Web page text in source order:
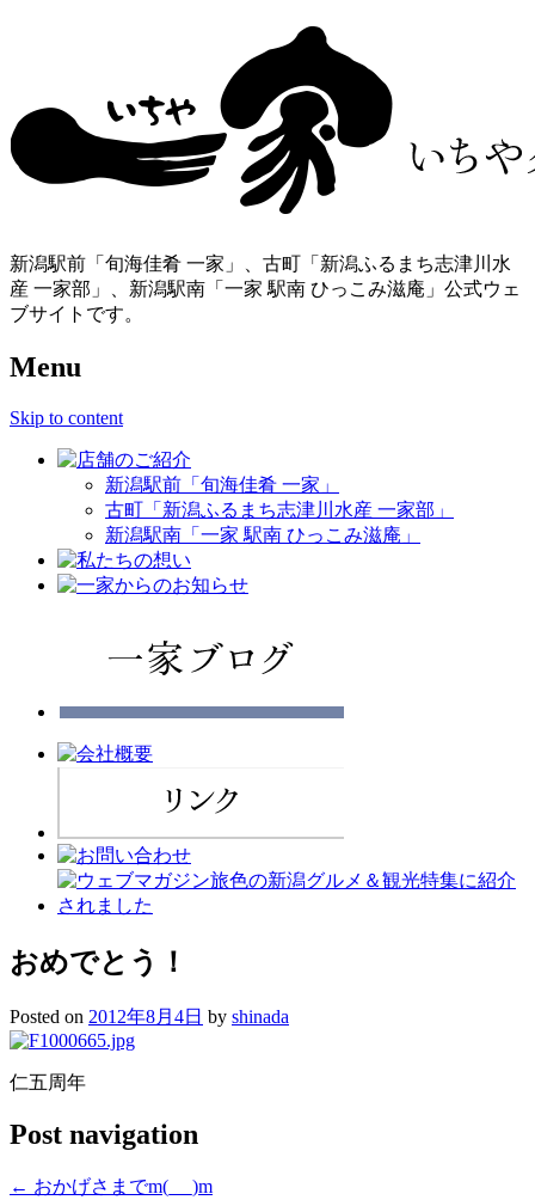
新潟駅前「旬海佳肴 一家」、古町「新潟ふるまち志津川水
産 一家部」、新潟駅南「一家 駅南 ひっこみ滋庵」公式ウェ
ブサイトです。
Menu
Skip to content
新潟駅前「旬海佳肴 一家」
古町「新潟ふるまち志津川水産 一家部」
新潟駅南「一家 駅南 ひっこみ滋庵」
おめでとう！
Posted on 2012年8月4日 by shinada
仁五周年
Post navigation
← おかげさまでm(_ _)m